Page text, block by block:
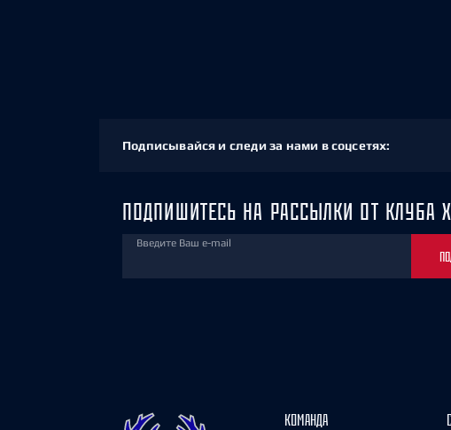
Подписывайся и следи за нами в соцсетях:
ПОДПИШИТЕСЬ НА РАССЫЛКИ ОТ КЛУБА
Введите Ваш e-mail
КОМАНДА